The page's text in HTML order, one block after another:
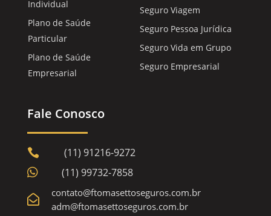
Individual
Plano de Saúde
Particular
Plano de Saúde
Empresarial
Seguro Viagem
Seguro Pessoa Jurídica
Seguro Vida em Grupo
Seguro Empresarial
Fale Conosco
 (11) 91216-9272
 (11) 99732-7858

contato@ftomasettoseguros.com.br
adm@ftomasettoseguros.com.br